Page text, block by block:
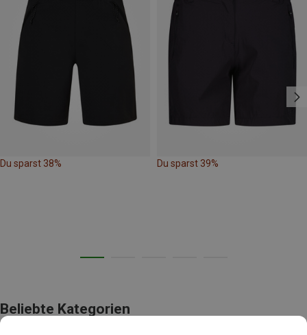
Du sparst 38% Du sparst 39%
Beliebte Kategorien